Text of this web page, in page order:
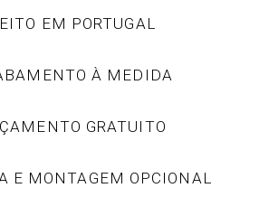
EM PORTUGAL
À MEDIDA
GRATUITO
E MONTAGEM OPCIONAL